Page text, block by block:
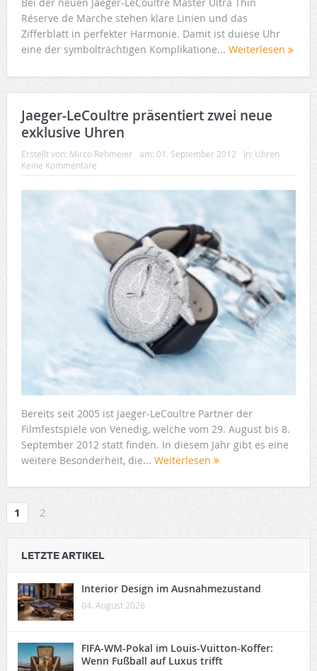
Bei der neuen Jaeger-LeCoultre Master Ultra Thin
Réserve de Marche stehen klare Linien und das
Zifferblatt in perfekter Harmonie. Damit ist duiese Uhr
eine der symbolträchtigen Komplikatione... Weiterlesen
Jaeger-LeCoultre präsentiert zwei neue
exklusive Uhren
Erstellt von: Mirco Rehmeier am: 01. September 2012 In: Uhren
Keine Kommentare
Bereits seit 2005 ist Jaeger-LeCoultre Partner der
Filmfestspiele von Venedig, welche vom 29. August bis 8.
September 2012 statt finden. In diesem Jahr gibt es eine
weitere Besonderheit, die... Weiterlesen
1 2
LETZTE ARTIKEL
Interior Design im Ausnahmezustand
04. August 2026
FIFA-WM-Pokal im Louis-Vuitton-Koffer:
Wenn Fußball auf Luxus trifft